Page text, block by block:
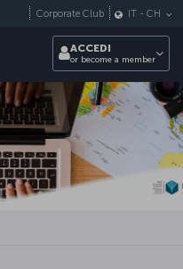
Corporate Club IT - CH
ACCEDI
or become a member